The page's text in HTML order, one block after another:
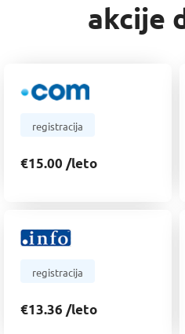
akcije
registracija
€15.00 /leto
registracija
€13.36 /leto